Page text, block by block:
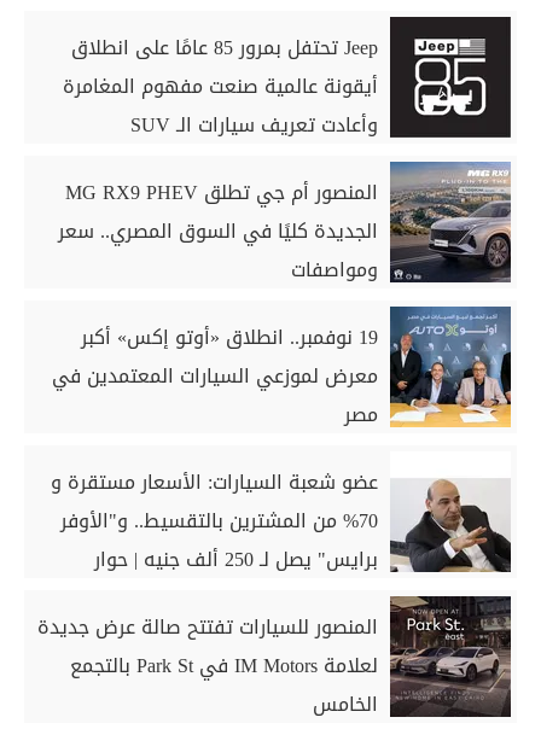
Jeep تحتفل بمرور 85 عامًا على انطلاق
أيقونة عالمية صنعت مفهوم المغامرة
وأعادت تعريف سيارات الـ SUV
المنصور أم جي تطلق MG RX9 PHEV
الجديدة كليًا في السوق المصري.. سعر
ومواصفات
19 نوفمبر.. انطلاق «أوتو إكس» أكبر
معرض لموزعي السيارات المعتمدين في
مصر
عضو شعبة السيارات: الأسعار مستقرة و
70% من المشترين بالتقسيط.. و"الأوفر
برايس" يصل لـ 250 ألف جنيه | حوار
المنصور للسيارات تفتتح صالة عرض جديدة
لعلامة IM Motors في Park St بالتجمع
الخامس